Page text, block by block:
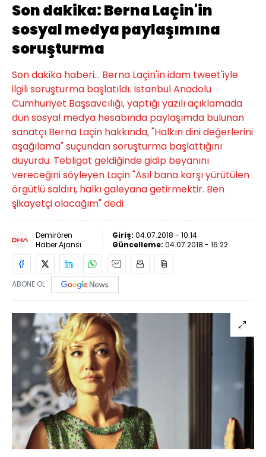
Son dakika: Berna Laçin'in
sosyal medya paylaşımına
soruşturma
Son dakika haberi... Berna Laçin'in idam tweet'iyle
ilgili soruşturma başlatıldı. İstanbul Anadolu
Cumhuriyet Başsavcılığı, yaptığı yazılı açıklamada
dün sosyal medya hesabında paylaşımda bulunan
sanatçı Berna Laçin hakkında, "Halkın dini değerlerini
aşağılama" suçundan soruşturma başlattığını
duyurdu. Tebligat geldiğinde gidip beyanını
vereceğini söyleyen Laçin "Asıl bana karşı yürütülen
örgütlü saldırı, halkı galeyana getirmektir. Ben
şikayetçi olacağım" dedi
Demirören
Haber Ajansı
Giriş: 04.07.2018 - 10:14
Güncelleme: 04.07.2018 - 16:22
ABONE OL